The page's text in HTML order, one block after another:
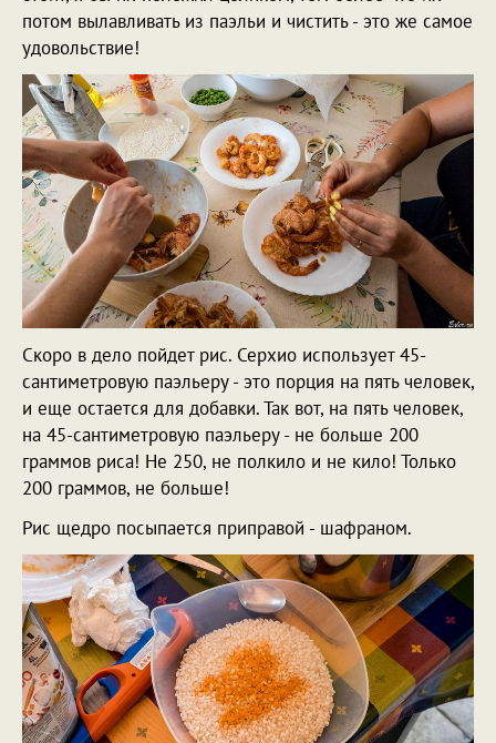
потом вылавливать из паэльи и чистить - это же самое
удовольствие!
Скоро в дело пойдет рис. Серхио использует 45-
сантиметровую паэльеру - это порция на пять человек,
и еще остается для добавки. Так вот, на пять человек,
на 45-сантиметровую паэльеру - не больше 200
граммов риса! Не 250, не полкило и не кило! Только
200 граммов, не больше!
Рис щедро посыпается приправой - шафраном.